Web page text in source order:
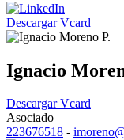
Descargar Vcard
Ignacio
Descargar Vcard
Asociado
223676518 -